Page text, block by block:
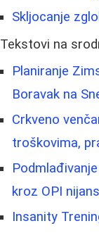
Skljocanje
Tekstovi na
Planiranje
Boravak na
Crkveno
troškovima,
kroz OPI
Insanity